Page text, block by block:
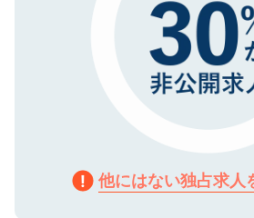
他にはない独占求人